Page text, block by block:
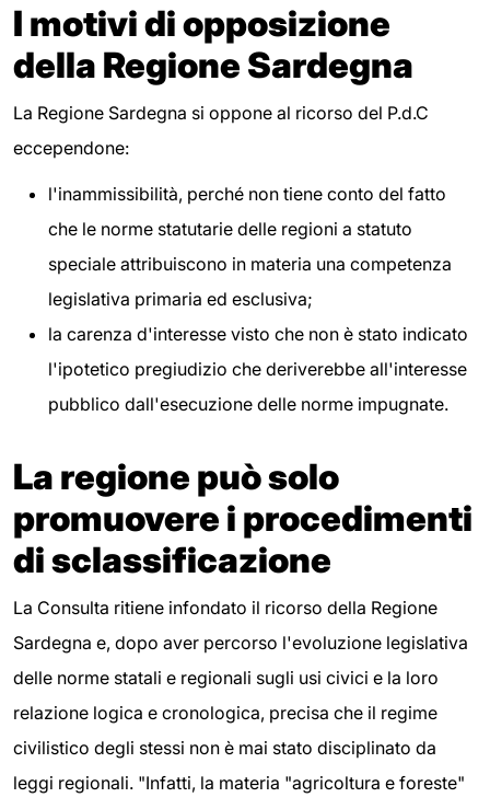
I motivi di opposizione
della Regione Sardegna
La Regione Sardegna si oppone al ricorso del P.d.C
eccependone:
l'inammissibilità, perché non tiene conto del fatto
che le norme statutarie delle regioni a statuto
speciale attribuiscono in materia una competenza
legislativa primaria ed esclusiva;
la carenza d'interesse visto che non è stato indicato
l'ipotetico pregiudizio che deriverebbe all'interesse
pubblico dall'esecuzione delle norme impugnate.
La regione può solo
promuovere i procedimenti
di sclassificazione
La Consulta ritiene infondato il ricorso della Regione
Sardegna e, dopo aver percorso l'evoluzione legislativa
delle norme statali e regionali sugli usi civici e la loro
relazione logica e cronologica, precisa che il regime
civilistico degli stessi non è mai stato disciplinato da
leggi regionali. "Infatti, la materia "agricoltura e foreste"